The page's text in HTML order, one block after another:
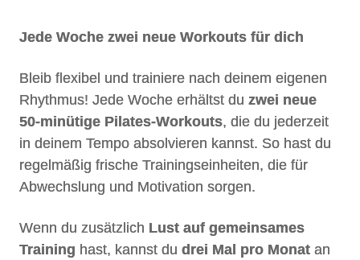
Jede Woche zwei neue Workouts für dich
Bleib flexibel und trainiere nach deinem eigenen
Rhythmus! Jede Woche erhältst du zwei neue
50-minütige Pilates-Workouts, die du jederzeit
in deinem Tempo absolvieren kannst. So hast du
regelmäßig frische Trainingseinheiten, die für
Abwechslung und Motivation sorgen.
Wenn du zusätzlich Lust auf gemeinsames
Training hast, kannst du drei Mal pro Monat an